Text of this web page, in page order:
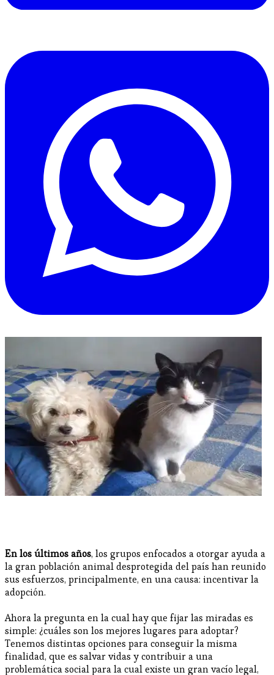
En los últimos años, los grupos enfocados a otorgar ayuda a
la gran población animal desprotegida del país han reunido
sus esfuerzos, principalmente, en una causa: incentivar la
adopción.
Ahora la pregunta en la cual hay que fijar las miradas es
simple: ¿cuáles son los mejores lugares para adoptar?
Tenemos distintas opciones para conseguir la misma
finalidad, que es salvar vidas y contribuir a una
problemática social para la cual existe un gran vacío legal,